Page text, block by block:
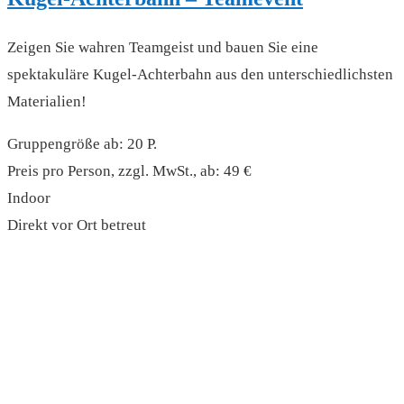
Zeigen Sie wahren Teamgeist und bauen Sie eine
spektakuläre Kugel-Achterbahn aus den unterschiedlichsten
Materialien!
Gruppengröße ab: 20 P.
Preis pro Person, zzgl. MwSt., ab: 49 €
Indoor
Direkt vor Ort betreut